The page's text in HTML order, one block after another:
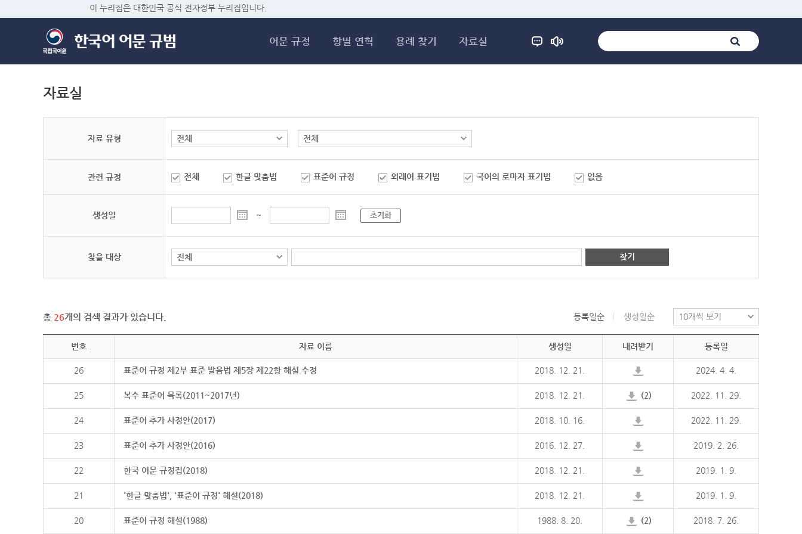
이 누리집은 대한민국 공식 전자정부 누리집입니다.
어문 규정 항별 연혁 용례 찾기 자료실
자료실
자료 유형
관련 규정 전체 한글 맞춤법 표준어 규정 외래어 표기법 국어의 로마자 표기법 없음
생성일 ~ 초기화
찾을 대상 찾기
총 26개의 검색 결과가 있습니다. 등록일순 생성일순
번호 자료 이름 생성일 내려받기 등록일
26 표준어 규정 제2부 표준 발음법 제5장 제22항 해설 수정 2018. 12. 21. 2024. 4. 4.
25 복수 표준어 목록(2011~2017년) 2018. 12. 21. (2) 2022. 11. 29.
24 표준어 추가 사정안(2017) 2018. 10. 16. 2022. 11. 29.
23 표준어 추가 사정안(2016) 2016. 12. 27. 2019. 2. 26.
22 한국 어문 규정집(2018) 2018. 12. 21. 2019. 1. 9.
21 '한글 맞춤법', '표준어 규정' 해설(2018) 2018. 12. 21. 2019. 1. 9.
20 표준어 규정 해설(1988) 1988. 8. 20. (2) 2018. 7. 26.